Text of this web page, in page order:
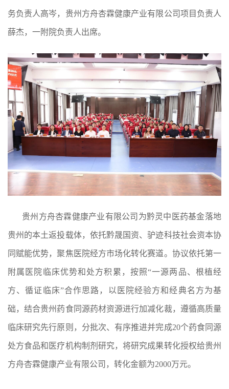
务负责人高岑，贵州方舟杏霖健康产业有限公司项目负责人
薛杰，一附院负责人出席。
贵州方舟杏霖健康产业有限公司为黔灵中医药基金落地
贵州的本土返投载体，依托黔晟国资、驴迹科技社会资本协
同赋能优势，聚焦医院经方市场化转化赛道。协议依托第一
附属医院临床优势和处方积累，按照“一源两品、根植经
方、循证临床”合作思路，以医院经验方和经典名方为基
础，结合贵州药食同源药材资源进行加减化裁，遵循高质量
临床研究先行原则，分批次、有序推进并完成20个药食同源
处方食品和医疗机构制剂研究，将研究成果转化授权给贵州
方舟杏霖健康产业有限公司，转化金额为2000万元。